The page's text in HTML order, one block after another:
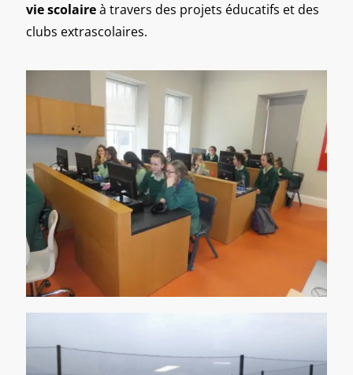
vie scolaireà travers des projets éducatifs et des
clubs extrascolaires.